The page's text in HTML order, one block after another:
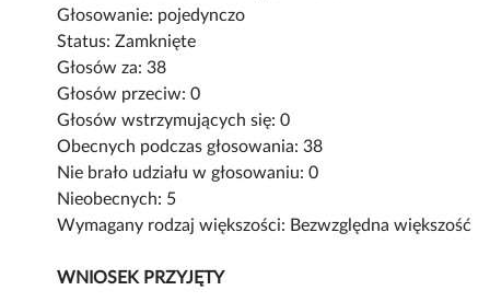
Głosowanie: pojedynczo
Status: Zamknięte
Głosów za: 38
Głosów przeciw: 0
Głosów wstrzymujących się: 0
Obecnych podczas głosowania: 38
Nie brało udziału w głosowaniu: 0
Nieobecnych: 5
Wymagany rodzaj większości: Bezwzględna większość
WNIOSEK PRZYJĘTY